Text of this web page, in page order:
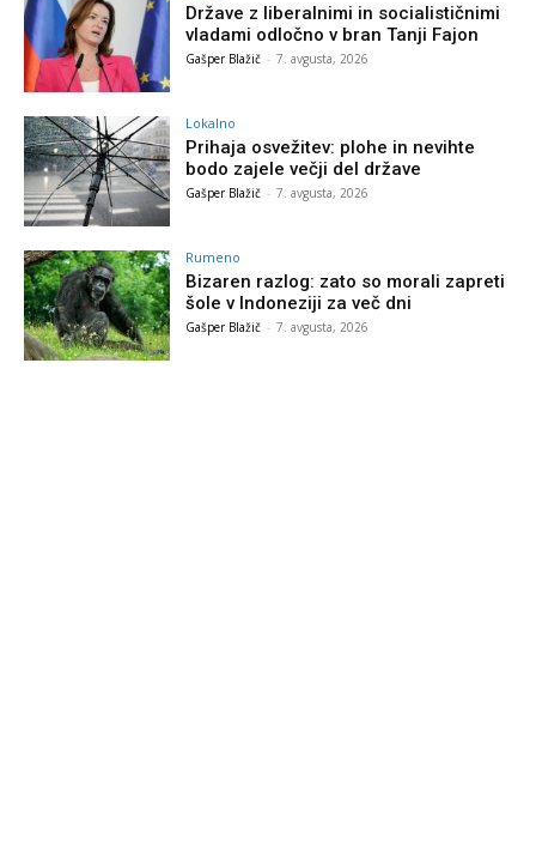
Države z liberalnimi in socialističnimi
vladami odločno v bran Tanji Fajon
Gašper Blažič - 7. avgusta, 2026
Lokalno
Prihaja osvežitev: plohe in nevihte
bodo zajele večji del države
Gašper Blažič - 7. avgusta, 2026
Rumeno
Bizaren razlog: zato so morali zapreti
šole v Indoneziji za več dni
Gašper Blažič - 7. avgusta, 2026